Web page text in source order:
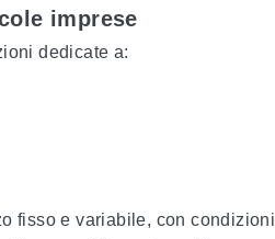
imprese
dedicate a:
fisso e variabile, con condizioni